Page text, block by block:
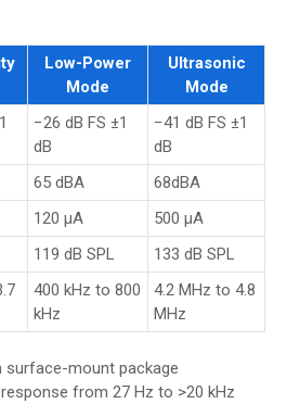
Low-Power
Mode
Ultrasonic
Mode
−26 dB FS ±1
dB
−41 dB FS ±1
dB
65 dBA
68dBA
120 µA
500 µA
119 dB SPL
133 dB SPL
400 kHz to 800
kHz
4.2 MHz to 4.8
MHz
surface-mount package
from 27 Hz to >20 kHz